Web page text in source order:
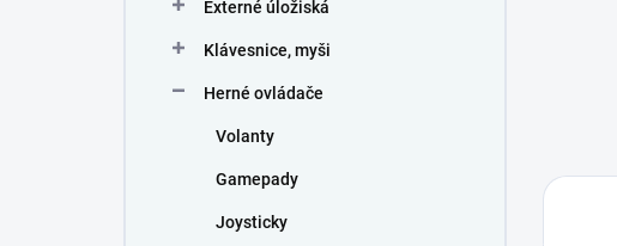
Externé úložiská
Klávesnice, myši
Herné ovládače
Volanty
Gamepady
Joysticky